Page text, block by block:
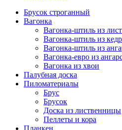
Брусок строганный
Вагонка
Вагонка-штиль из
Вагонка-штиль из
Вагонка-штиль из
Вагонка-евро из
Вагонка из хвои
Палубная доска
Пиломатериалы
Брус
Брусок
Доска из лиственницы
Пеллеты и кора
Планкен